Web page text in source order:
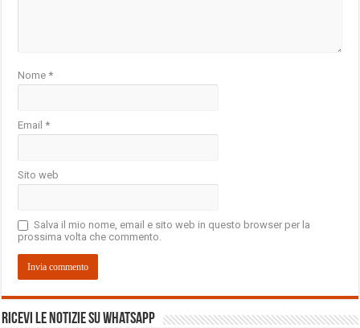
Nome*
Email*
Sito web
Salva il mio nome, email e sito web in questo browser per la
prossima volta che commento.
Ricevi le notizie su Whatsapp